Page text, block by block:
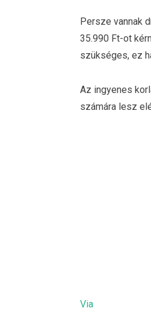
Persze vannak
35.990 Ft-ot
szükséges, ez
Az ingyenes
számára lesz
Via